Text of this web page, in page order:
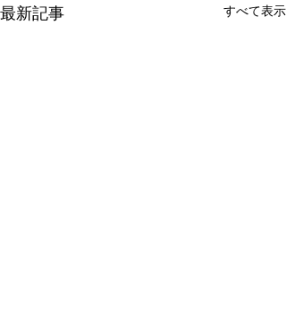
最新記事 すべて表示